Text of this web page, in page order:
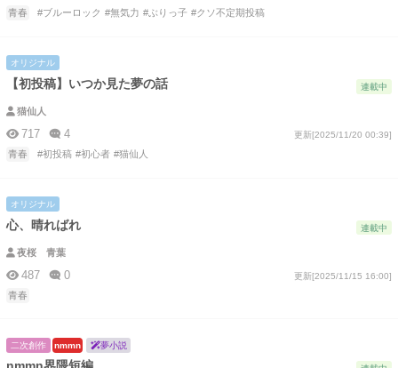
青春 #ブルーロック #無気力 #ぶりっ子 #クソ不定期投稿
オリジナル
【初投稿】いつか見た夢の話 連載中
猫仙人
717 4 更新[2025/11/20 00:39]
青春 #初投稿 #初心者 #猫仙人
オリジナル
心、晴ればれ 連載中
夜桜 青葉
487 0 更新[2025/11/15 16:00]
青春
二次創作 nmmn 夢小説